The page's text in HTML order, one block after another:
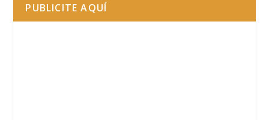
PUBLICITE AQUÍ